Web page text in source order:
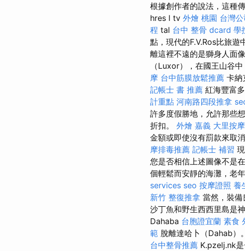
根據創作者的說法，這種
hres l tv 外燴 桃園 台灣
程 tal 台中 整骨 dcard 學
點，現代的F.V.Ros比旅遊
離這裡不遠的是獅身人面
（Luxor），在國王山谷
摩 台中筋膜放鬆推薦 卡納
記帳士 書 推薦 紅海豐富
計重點 河南路四段推拿
許多度假勝地，允許那些
折扣。 外燴 嘉義 大里按
金額或即使沒有罰款來取消
摩排毒推薦 記帳士 補習
您是否相信上述圖像不是
個輕鬆而安靜的海灘，老
services seo 按摩證照 養
新竹 整復推拿 當然，裝備
沙丁魚和野生西西里島是
Dahaba 台胞證宜蘭 素食
範 脫離達哈卜（Dahab）
台中整骨推薦 K.pzelj.nk